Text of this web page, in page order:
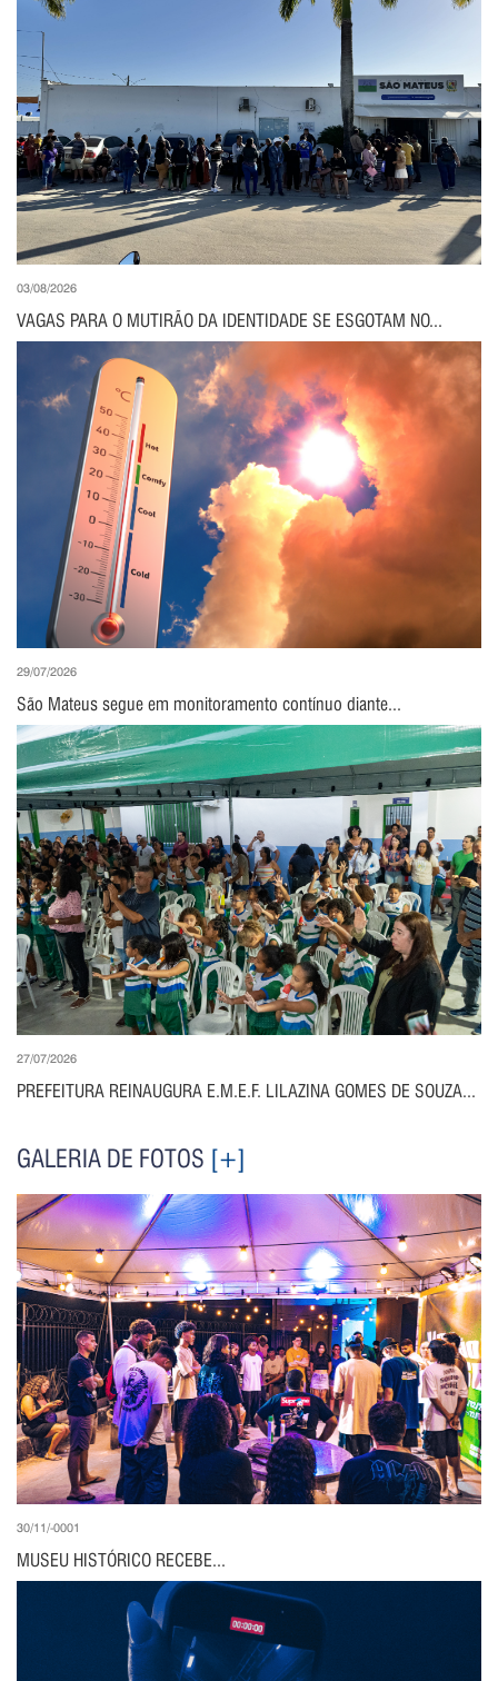
03/08/2026
VAGAS PARA O MUTIRÃO DA IDENTIDADE SE ESGOTAM NO...
29/07/2026
São Mateus segue em monitoramento contínuo diante...
27/07/2026
PREFEITURA REINAUGURA E.M.E.F. LILAZINA GOMES DE SOUZA...
GALERIA DE FOTOS [+]
30/11/-0001
MUSEU HISTÓRICO RECEBE...